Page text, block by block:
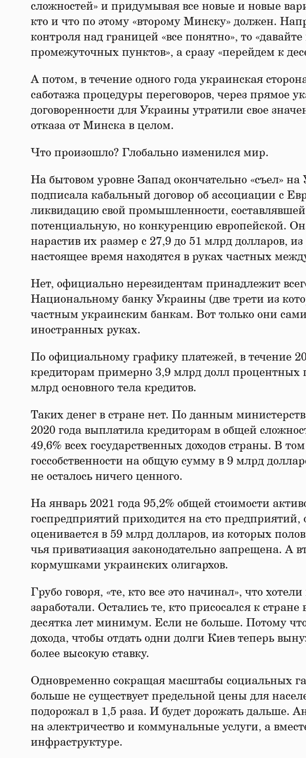
сложностей» и придумывая все новые и новые
кто и что по этому «второму Минску» должен.
контроля над границей «все понятно», то
промежуточных пунктов», а сразу «перейдем к
А потом, в течение одного года украинская
саботажа процедуры переговоров, через прямое
договоренности для Украины утратили свое
отказа от Минска в целом.
Что произошло? Глобально изменился мир.
На бытовом уровне Запад окончательно «съел» на
подписала кабальный договор об ассоциации с
ликвидацию свой промышленности,
потенциальную, но конкуренцию европейской.
нарастив их размер с 27,9 до 51 млрд долларов,
настоящее время находятся в руках частных
Нет, официально нерезидентам принадлежит
Национальному банку Украины (две трети из
частным украинским банкам. Вот только они
иностранных руках.
По официальному графику платежей, в течение
кредиторам примерно 3,9 млрд долл процентных
млрд основного тела кредитов.
Таких денег в стране нет. По данным
2020 года выплатила кредиторам в общей
49,6% всех государственных доходов страны. В
госсобственности на общую сумму в 9 млрд
не осталось ничего ценного.
На январь 2021 года 95,2% общей стоимости
госпредприятий приходится на сто
оценивается в 59 млрд долларов, из которых
чья приватизация законодательно запрещена. А
кормушками украинских олигархов.
Грубо говоря, «те, кто все это начинал», что
заработали. Остались те, кто присосался к
десятка лет минимум. Если не больше. Потому
дохода, чтобы отдать одни долги Киев теперь
более высокую ставку.
Одновременно сокращая масштабы социальных
больше не существует предельной цены для
подорожал в 1,5 раза. И будет дорожать дальше.
на электричество и коммунальные услуги, а
инфраструктуре.